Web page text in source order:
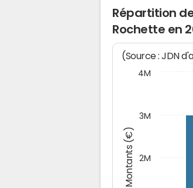
Répartition
Rochette en
Montants (€)
(Source : JDN
2M
3M
4M